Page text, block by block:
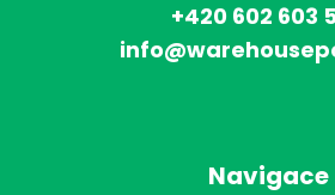
+420 602 603
Navigace